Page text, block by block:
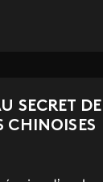
SECRET
CHINOISES